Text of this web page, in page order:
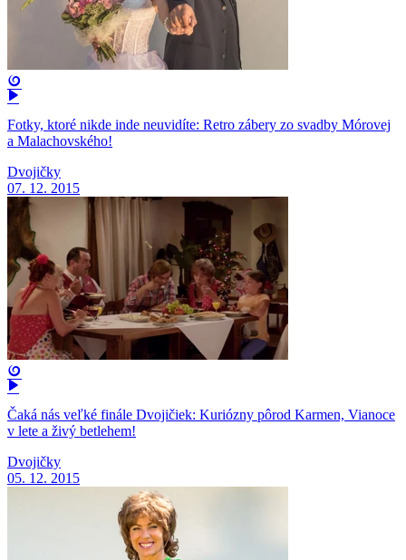
Fotky, ktoré nikde inde neuvidíte: Retro zábery zo svadby Mórovej
a Malachovského!
Dvojičky
07. 12. 2015
Čaká nás veľké finále Dvojičiek: Kuriózny pôrod Karmen, Vianoce
v lete a živý betlehem!
Dvojičky
05. 12. 2015